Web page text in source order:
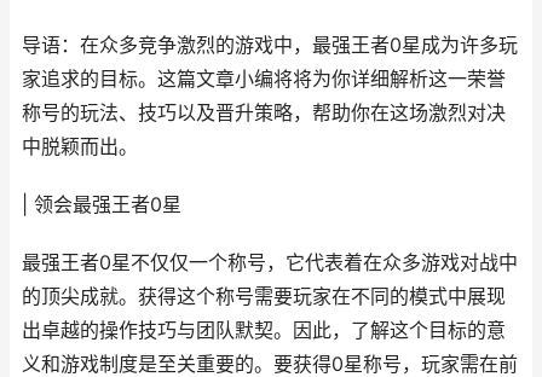
导语：在众多竞争激烈的游戏中，最强王者0星成为许多玩
家追求的目标。这篇文章小编将将为你详细解析这一荣誉
称号的玩法、技巧以及晋升策略，帮助你在这场激烈对决
中脱颖而出。
| 领会最强王者0星
最强王者0星不仅仅一个称号，它代表着在众多游戏对战中
的顶尖成就。获得这个称号需要玩家在不同的模式中展现
出卓越的操作技巧与团队默契。因此，了解这个目标的意
义和游戏制度是至关重要的。要获得0星称号，玩家需在前